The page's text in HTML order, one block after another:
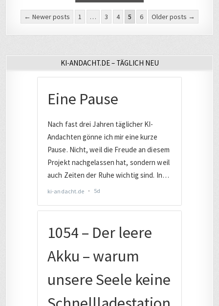
Seitennummerierung
der
← Newer posts 1 … 3 4 5 6 Older posts →
KI-ANDACHT.DE – TÄGLICH NEU